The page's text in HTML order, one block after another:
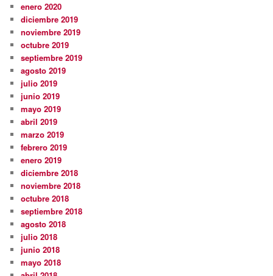
enero 2020
diciembre 2019
noviembre 2019
octubre 2019
septiembre 2019
agosto 2019
julio 2019
junio 2019
mayo 2019
abril 2019
marzo 2019
febrero 2019
enero 2019
diciembre 2018
noviembre 2018
octubre 2018
septiembre 2018
agosto 2018
julio 2018
junio 2018
mayo 2018